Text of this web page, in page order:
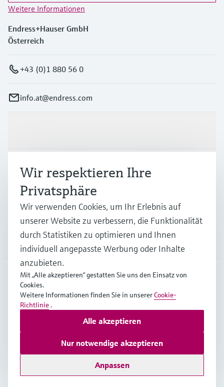
Weitere Informationen
Endress+Hauser GmbH
Österreich
+43 (0)1 880 56 0
info.at@endress.com
Branchen
Support
Unternehmen
AUT
Copyright © Endress+Hauser Group Services AG
Nutzungsbedingungen
Datenschutz
Rechtliches und AGB Österreich
Wir respektieren Ihre
Privatsphäre
Wir verwenden Cookies, um Ihr Erlebnis auf
unserer Website zu verbessern, die Funktionalität
durch Statistiken zu optimieren und Ihnen
individuell angepasste Werbung oder Inhalte
anzubieten.
Mit „Alle akzeptieren“ gestatten Sie uns den Einsatz von
Cookies.
Weitere Informationen finden Sie in unsererCookie-
Richtlinie .
Anpassen
Nur notwendige akzeptieren
Alle akzeptieren